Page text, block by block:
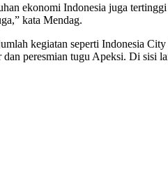
ekonomi Indonesia juga
kata Mendag.
kegiatan seperti Indonesia
peresmian tugu Apeksi. Di sisi